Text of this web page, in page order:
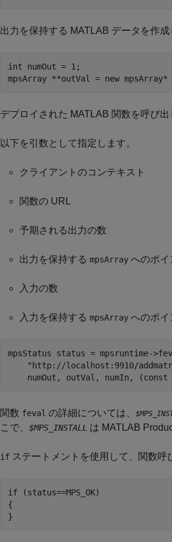
出力を保持する MATLAB データを作成
int numOut = 1;
mpsArray **outVal = new mpsArray*
デプロイされた MATLAB 関数を呼び出
以下を引数として指定します。
クライアントのコンテキスト
関数の URL
予期される出力の数
出力を保持する mpsArray へのポイ
入力の数
入力を保持する mpsArray へのポイ
mpsStatus status = mpsruntime-
"http://localhost:9910/
関数 feval の詳細については、
こで、 $MPS_INSTALL は MATLAB
if ステートメントを使用して、関数呼
if (status==MPS_OK)
{